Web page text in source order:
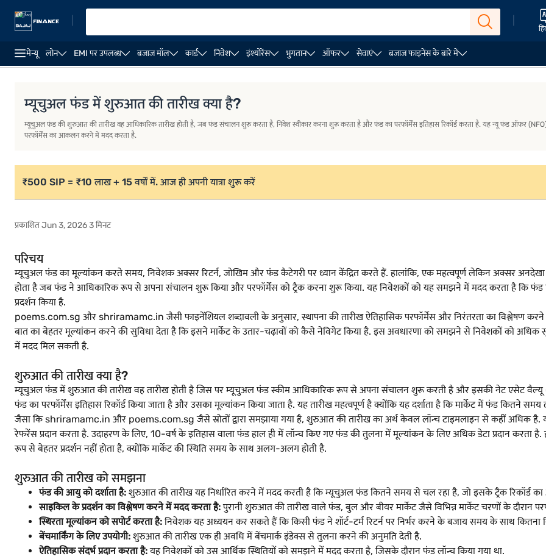
मेन्यू लोन EMI पर उपलब्ध बजाज मॉल कार्ड निवेश इंश्योरेंस भुगतान ऑफर सेवाएं बजाज फाइनेंस के बारे में
म्यूचुअल फंड में शुरुआत की तारीख क्या है?
म्यूचुअल फंड की शुरुआत की तारीख वह आधिकारिक तारीख होती है, जब फंड संचालन शुरू करता है, निवेश स्वीकार करना शुरू करता है और फंड का परफॉर्मेंस इतिहास रिकॉर्ड करता है. यह न्यू फंड ऑफर
परफॉर्मेंस का आकलन करने में मदद करता है.
₹500 SIP = ₹10 लाख + 15 वर्षों में. आज ही अपनी यात्रा शुरू करें
प्रकाशित Jun 3, 2026 3 मिनट
परिचय
म्यूचुअल फंड का मूल्यांकन करते समय, निवेशक अक्सर रिटर्न, जोखिम और फंड कैटेगरी पर ध्यान केंद्रित करते हैं. हालांकि, एक महत्वपूर्ण लेकिन अक्सर
होता है जब फंड ने आधिकारिक रूप से अपना संचालन शुरू किया और परफॉर्मेंस को ट्रैक करना शुरू किया. यह निवेशकों को यह समझने में मदद करता है कि
प्रदर्शन किया है.
poems.com.sg और shriramamc.in जैसी फाइनेंशियल शब्दावली के अनुसार, स्थापना की तारीख ऐतिहासिक परफॉर्मेंस और निरंतरता का विश्लेषण
बात का बेहतर मूल्यांकन करने की सुविधा देता है कि इसने मार्केट के उतार-चढ़ावों को कैसे नेविगेट किया है. इस अवधारणा को समझने से निवेशकों को
में मदद मिल सकती है.
शुरुआत की तारीख क्या है?
म्यूचुअल फंड में शुरुआत की तारीख वह तारीख होती है जिस पर म्यूचुअल फंड स्कीम आधिकारिक रूप से अपना संचालन शुरू करती है और इसकी नेट एसेट वैल्यू
फंड का परफॉर्मेंस इतिहास रिकॉर्ड किया जाता है और उसका मूल्यांकन किया जाता है. यह तारीख महत्वपूर्ण है क्योंकि यह दर्शाता है कि मार्केट में फंड कितने समय
जैसा कि shriramamc.in और poems.com.sg जैसे स्रोतों द्वारा समझाया गया है, शुरुआत की तारीख का अर्थ केवल लॉन्च टाइमलाइन से कहीं अधिक है.
रेफरेंस प्रदान करता है. उदाहरण के लिए, 10-वर्ष के इतिहास वाला फंड हाल ही में लॉन्च किए गए फंड की तुलना में मूल्यांकन के लिए अधिक डेटा प्रदान करता
रूप से बेहतर प्रदर्शन नहीं होता है, क्योंकि मार्केट की स्थिति समय के साथ अलग-अलग होती है.
शुरुआत की तारीख को समझना
फंड की आयु को दर्शाता है: शुरुआत की तारीख यह निर्धारित करने में मदद करती है कि म्यूचुअल फंड कितने समय से चल रहा है, जो इसके ट्रैक रिकॉर्ड
साइकिल के प्रदर्शन का विश्लेषण करने में मदद करता है:पुरानी शुरुआत की तारीख वाले फंड, बुल और बीयर मार्केट जैसे विभिन्न मार्केट चरणों के दौरान
स्थिरता मूल्यांकन को सपोर्ट करता है:निवेशक यह अध्ययन कर सकते हैं कि किसी फंड ने शॉर्ट-टर्म रिटर्न पर निर्भर करने के बजाय समय के साथ कितना
बेंचमार्किंग के लिए उपयोगी: शुरुआत की तारीख एक ही अवधि में बेंचमार्क इंडेक्स से तुलना करने की अनुमति देती है.
ऐतिहासिक संदर्भ प्रदान करता है:यह निवेशकों को उस आर्थिक स्थितियों को समझने में मदद करता है, जिसके दौरान फंड लॉन्च किया गया था.